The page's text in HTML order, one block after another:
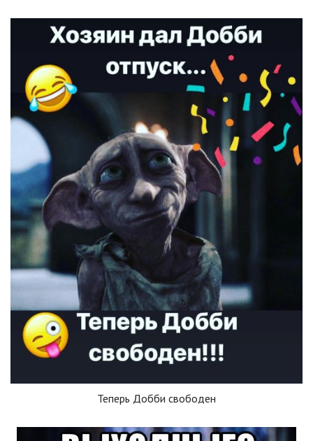
Теперь Добби свободен